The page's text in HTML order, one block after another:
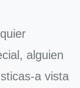
alguien
a vista